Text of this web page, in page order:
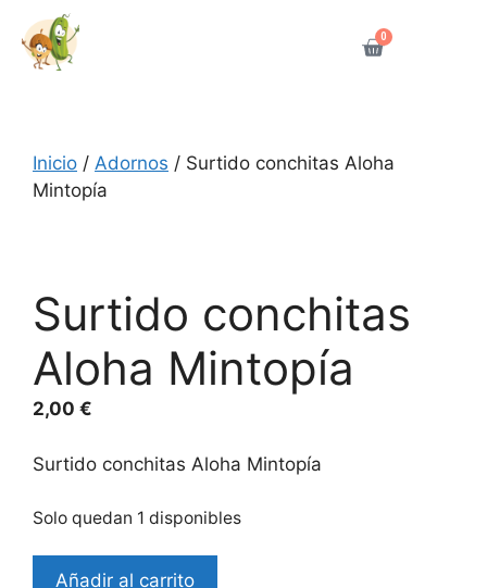
0
Inicio / Adornos / Surtido conchitas Aloha
Mintopía
Surtido conchitas
Aloha Mintopía
2,00 €
Surtido conchitas Aloha Mintopía
Solo quedan 1 disponibles
Añadir al carrito